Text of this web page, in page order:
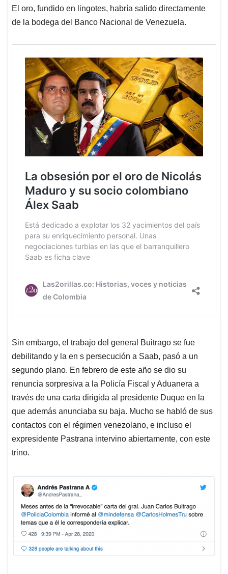
El oro, fundido en lingotes, habría salido directamente
de la bodega del Banco Nacional de Venezuela.
Sin embargo, el trabajo del general Buitrago se fue
debilitando y la en s persecución a Saab, pasó a un
segundo plano. En febrero de este año se dio su
renuncia sorpresiva a la Policía Fiscal y Aduanera a
través de una carta dirigida al presidente Duque en la
que además anunciaba su baja. Mucho se habló de sus
contactos con el régimen venezolano, e incluso el
expresidente Pastrana intervino abiertamente, con este
trino.